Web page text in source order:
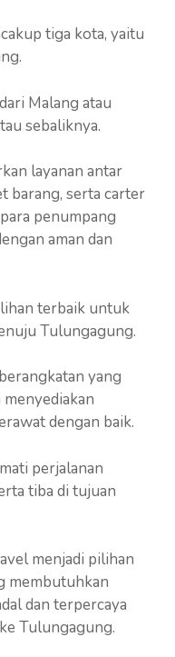
tiga kota, yaitu
Malang atau
sebaliknya.
layanan antar
barang, serta carter
penumpang
aman dan
terbaik untuk
Tulungagung.
yang
dengan baik.
perjalanan
tiba di tujuan
menjadi pilihan
membutuhkan
dan terpercaya
Tulungagung.